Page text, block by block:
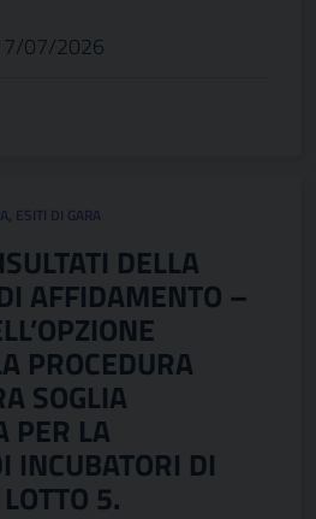
07/2026
, ESITI DI GARA
DELLA
AFFIDAMENTO –
PROCEDURA
SOGLIA
PER LA
INCUBATORI DI
5.